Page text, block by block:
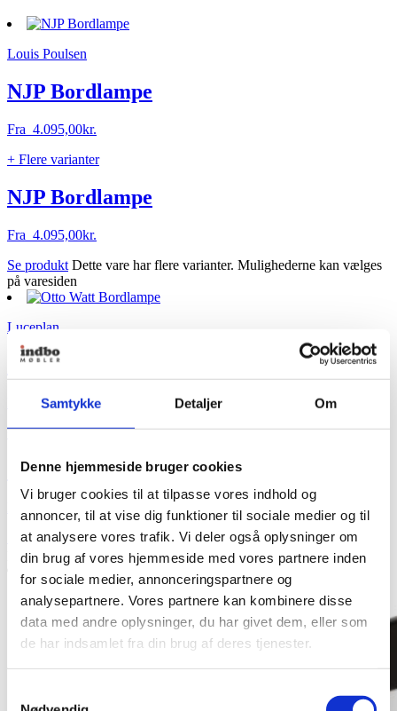
Samtykke Detaljer Om
Denne hjemmeside bruger cookies
Vi bruger cookies til at tilpasse vores indhold og
annoncer, til at vise dig funktioner til sociale medier og til
at analysere vores trafik. Vi deler også oplysninger om
din brug af vores hjemmeside med vores partnere inden
for sociale medier, annonceringspartnere og
analysepartnere. Vores partnere kan kombinere disse
data med andre oplysninger, du har givet dem, eller som
de har indsamlet fra din brug af deres tjenester.
Louis Poulsen
NJP Bordlampe
Fra 4.095,00kr.
+ Flere varianter
NJP Bordlampe
Fra 4.095,00kr.
Se produkt Dette vare har flere varianter. Mulighederne kan vælges
på varesiden
Luceplan
Otto Watt Bordlampe
4.871,00kr.
+ Flere varianter
Otto Watt Bordlampe
kr.
Se produkt Dette vare har flere varianter. Mulighederne kan vælges
på varesiden